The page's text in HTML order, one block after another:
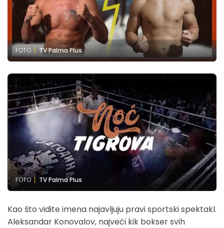
FOTO TV Palma Plus
FOTO TV Palma Plus
Kao što vidite imena najavljuju pravi sportski spektakl.
Aleksandar Konovalov, najveći kik bokser svih